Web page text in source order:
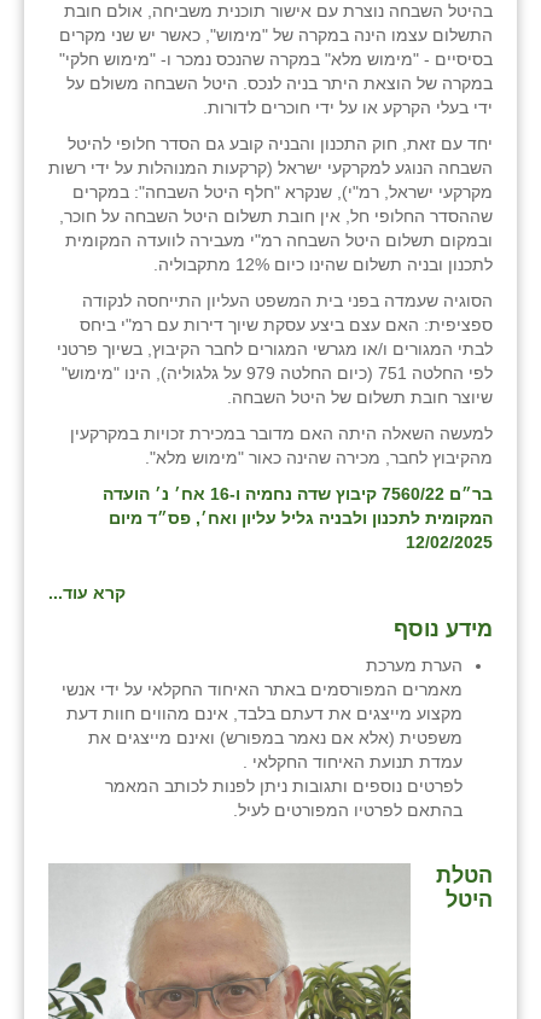
בהיטל השבחה נוצרת עם אישור תוכנית משביחה, אולם חובת
התשלום עצמו הינה במקרה של "מימוש", כאשר יש שני מקרים
בסיסיים - "מימוש מלא" במקרה שהנכס נמכר ו- "מימוש חלקי"
במקרה של הוצאת היתר בניה לנכס. היטל השבחה משולם על
ידי בעלי הקרקע או על ידי חוכרים לדורות.
יחד עם זאת, חוק התכנון והבניה קובע גם הסדר חלופי להיטל
השבחה הנוגע למקרקעי ישראל (קרקעות המנוהלות על ידי רשות
מקרקעי ישראל, רמ"י), שנקרא "חלף היטל השבחה": במקרים
שההסדר החלופי חל, אין חובת תשלום היטל השבחה על חוכר,
ובמקום תשלום היטל השבחה רמ"י מעבירה לוועדה המקומית
לתכנון ובניה תשלום שהינו כיום 12% מתקבוליה.
הסוגיה שעמדה בפני בית המשפט העליון התייחסה לנקודה
ספציפית: האם עצם ביצע עסקת שיוך דירות עם רמ"י ביחס
לבתי המגורים ו/או מגרשי המגורים לחבר הקיבוץ, בשיוך פרטני
לפי החלטה 751 (כיום החלטה 979 על גלגוליה), הינו "מימוש"
שיוצר חובת תשלום של היטל השבחה.
למעשה השאלה היתה האם מדובר במכירת זכויות במקרקעין
מהקיבוץ לחבר, מכירה שהינה כאור "מימוש מלא".
בר״ם 7560/22 קיבוץ שדה נחמיה ו-16 אח׳ נ׳ הועדה
המקומית לתכנון ולבניה גליל עליון ואח׳, פס״ד מיום
12/02/2025
קרא עוד...
מידע נוסף
הערת מערכת
מאמרים המפורסמים באתר האיחוד החקלאי על ידי אנשי
מקצוע מייצגים את דעתם בלבד, אינם מהווים חוות דעת
משפטית (אלא אם נאמר במפורש) ואינם מייצגים את
עמדת תנועת האיחוד החקלאי .
לפרטים נוספים ותגובות ניתן לפנות לכותב המאמר
בהתאם לפרטיו המפורטים לעיל.
הטלת
היטל
ניר צבי
עין חצבה
רועי
רימונים
רמות השבים
רמת הדר
שבי ציון
שדמה
תלמי יוסף
בוסתן הגליל